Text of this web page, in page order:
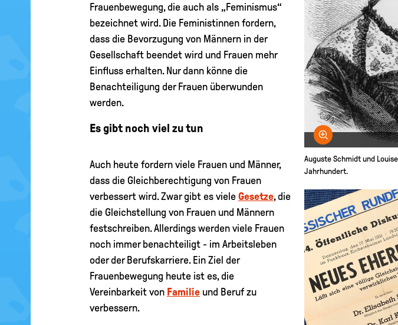
Bild
Auguste Schmidt und
Jahrhundert.
Frauenbewegung, die auch als „Feminismus“
bezeichnet wird. Die Feministinnen fordern,
dass die Bevorzugung von Männern in der
Gesellschaft beendet wird und Frauen mehr
Einfluss erhalten. Nur dann könne die
Benachteiligung der Frauen überwunden
werden.
Es gibt noch viel zu tun
Auch heute fordern viele Frauen und Männer,
dass die Gleichberechtigung von Frauen
verbessert wird. Zwar gibt es viele Gesetze, die
die Gleichstellung von Frauen und Männern
festschreiben. Allerdings werden viele Frauen
noch immer benachteiligt - im Arbeitsleben
oder der Berufskarriere. Ein Ziel der
Frauenbewegung heute ist es, die
Vereinbarkeit von Familie und Beruf zu
verbessern.